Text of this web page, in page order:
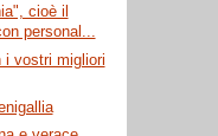
cioè il
personal...
i vostri migliori